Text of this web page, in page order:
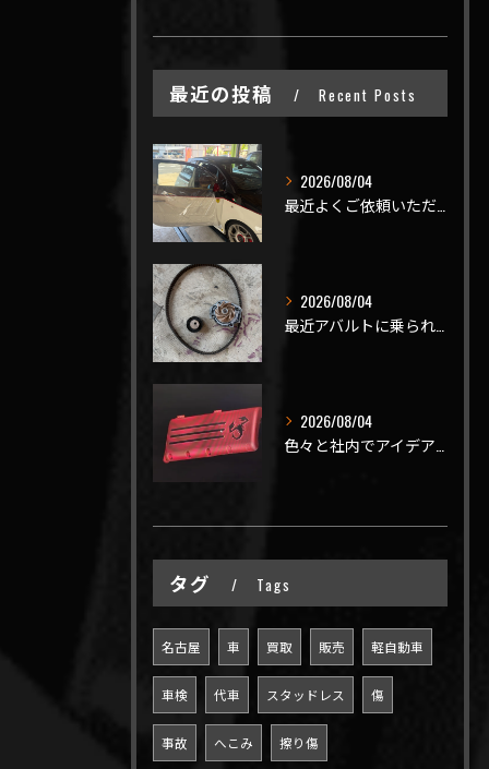
最近の投稿 Recent Posts
2026/08/04
2026/08/04
2026/08/04
タグ Tags
名古屋 車 買取 販売 軽自動車
車検 代車 スタッドレス 傷
事故 へこみ 擦り傷